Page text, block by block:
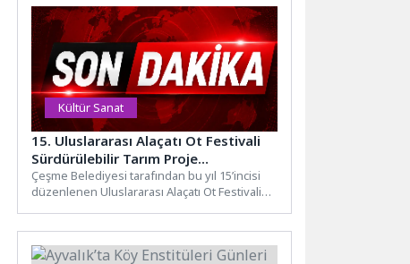
Kültür Sanat
15. Uluslararası Alaçatı Ot Festivali
Sürdürülebilir Tarım Proje
Yarışması’nda ön değerlendirme
tamamlandı
Çeşme Belediyesi tarafından bu yıl 15’incisi
düzenlenen Uluslararası Alaçatı Ot Festivali